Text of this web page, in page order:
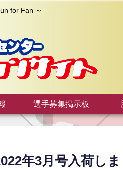
for Fan ～
選手募集掲示板
年3月号入荷しま